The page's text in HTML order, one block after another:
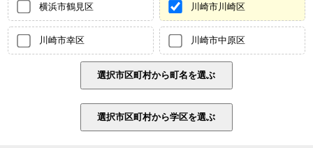
横浜市鶴見区 川崎市川崎区
川崎市幸区 川崎市中原区